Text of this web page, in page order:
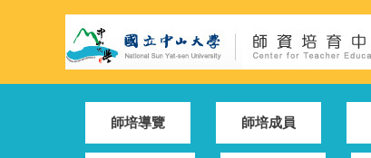
師培導覽 師培成員